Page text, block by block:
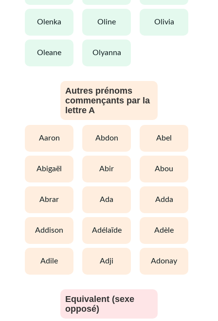
olenka oline olivia
oleane olyanna
Autres prénoms
commençants par la
lettre A
aaron abdon abel
abigaël abir abou
abrar ada adda
addison adélaïde adèle
adile adji adonay
Equivalent (sexe
opposé)